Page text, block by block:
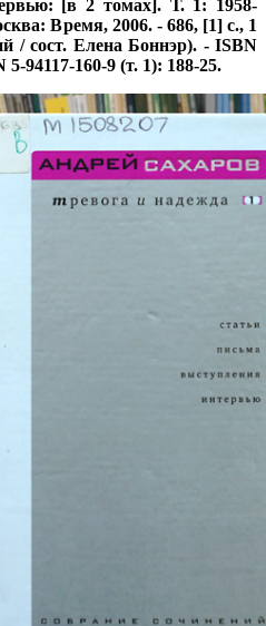
[в 2 томах]. Т. 1: 1958-
Время, 2006. - 686, [1] с., 1
/ сост. Елена Боннэр). - ISBN
94117-160-9 (т. 1): 188-25.